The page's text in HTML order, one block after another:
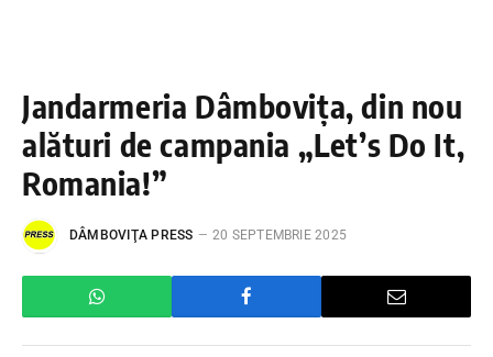
Jandarmeria Dâmbovița, din nou
alături de campania „Let’s Do It,
Romania!”
DÂMBOVIŢA PRESS 20 SEPTEMBRIE 2025